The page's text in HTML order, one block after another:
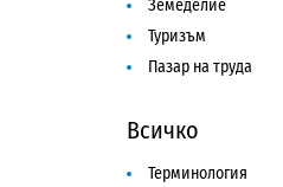
Земеделие
Туризъм
Пазар на труда
Всичко
Терминология